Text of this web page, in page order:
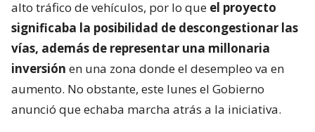
alto tráfico de vehículos, por lo que el proyecto
significaba la posibilidad de descongestionar las
vías, además de representar una millonaria
inversión en una zona donde el desempleo va en
aumento. No obstante, este lunes el Gobierno
anunció que echaba marcha atrás a la iniciativa.